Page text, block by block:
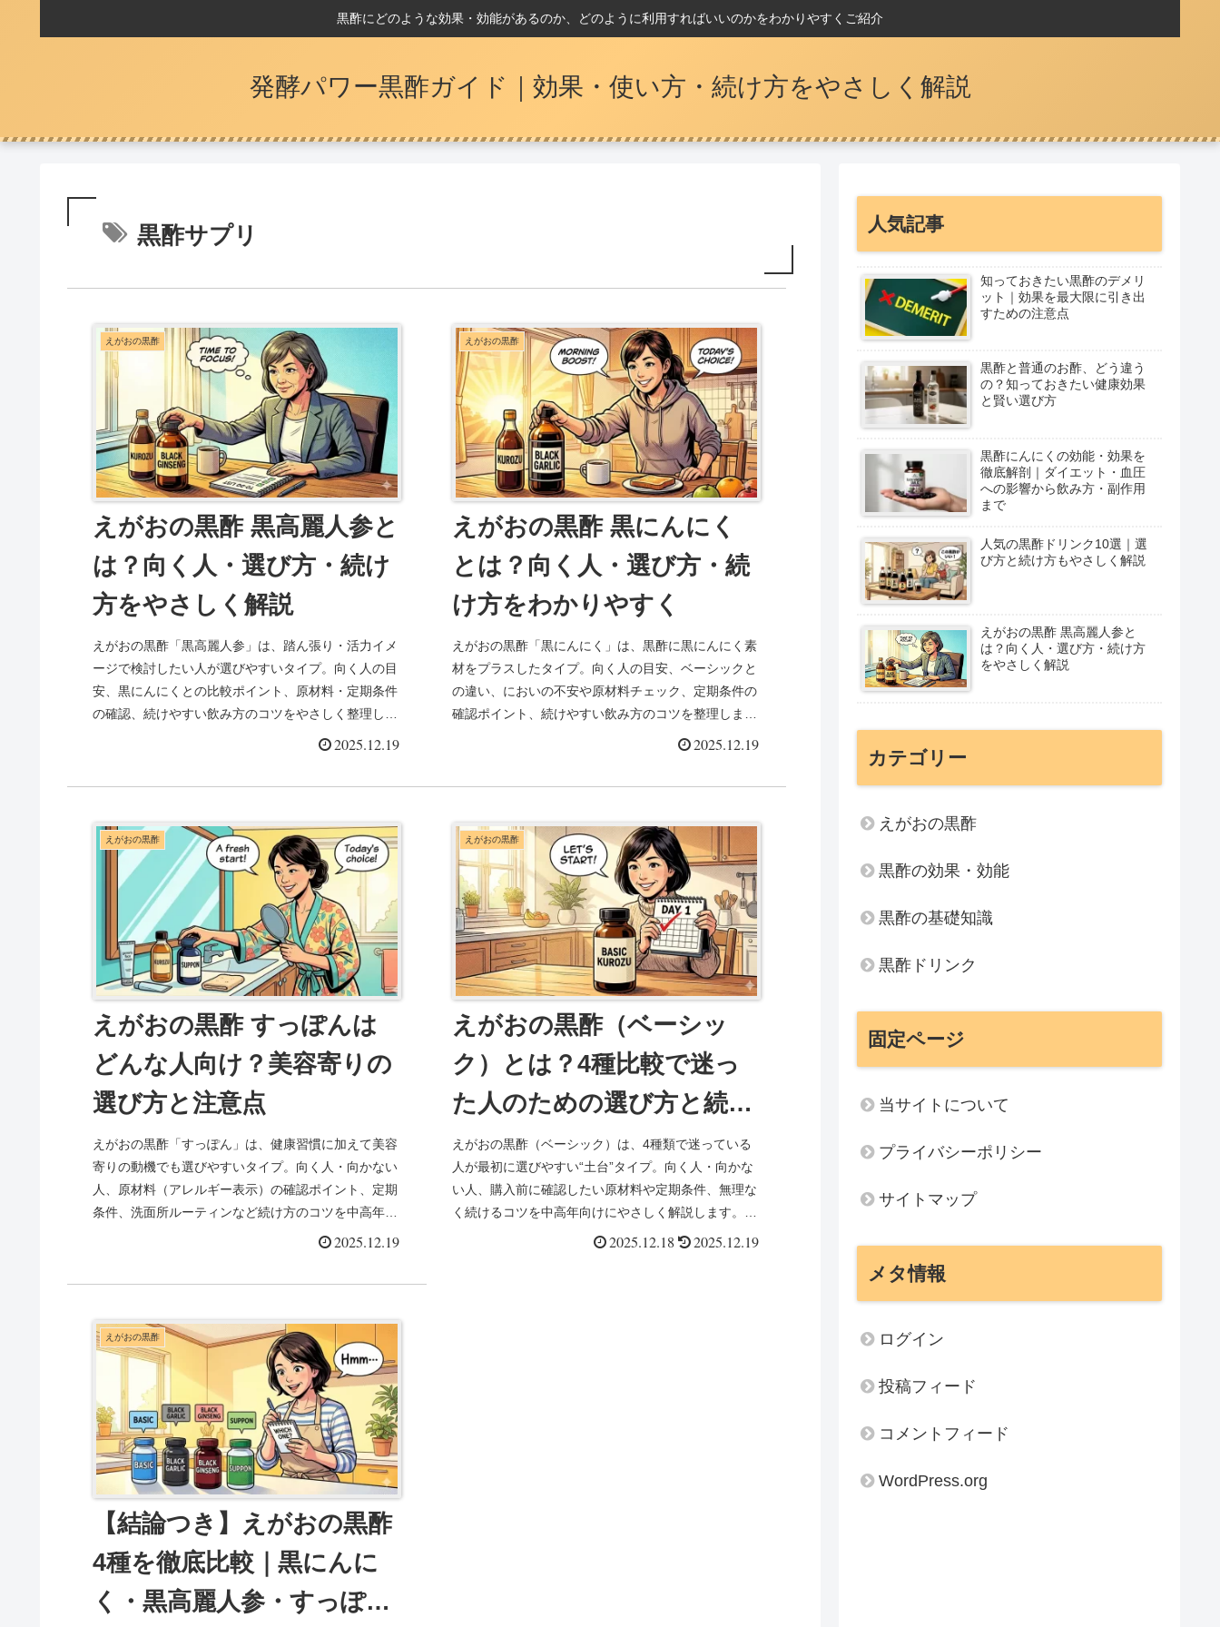
黒酢にどのような効果・効能があるのか、どのように利用すればいいのかをわかりやすくご紹介
発酵パワー黒酢ガイド｜効果・使い方・続け方をやさしく解説
黒酢サプリ
えがおの黒酢
えがおの黒酢 黒高麗人参と
は？向く人・選び方・続け
方をやさしく解説
えがおの黒酢「黒高麗人参」は、踏ん張り・活力イメ
ージで検討したい人が選びやすいタイプ。向く人の目
安、黒にんにくとの比較ポイント、原材料・定期条件
の確認、続けやすい飲み方のコツをやさしく整理しま
した。4種比較へのリンクも掲載しています。2025.12.19
えがおの黒酢
えがおの黒酢 黒にんにく
とは？向く人・選び方・続
け方をわかりやすく
えがおの黒酢「黒にんにく」は、黒酢に黒にんにく素
材をプラスしたタイプ。向く人の目安、ベーシックと
の違い、においの不安や原材料チェック、定期条件の
確認ポイント、続けやすい飲み方のコツを整理しまし
た。迷ったときの比較導線も掲載しています。2025.12.19
えがおの黒酢
えがおの黒酢 すっぽんは
どんな人向け？美容寄りの
選び方と注意点
えがおの黒酢「すっぽん」は、健康習慣に加えて美容
寄りの動機でも選びやすいタイプ。向く人・向かない
人、原材料（アレルギー表示）の確認ポイント、定期
条件、洗面所ルーティンなど続け方のコツを中高年向
けに解説します。迷う場合の比較導線も用意しまし
2025.12.19
えがおの黒酢
えがおの黒酢（ベーシッ
ク）とは？4種比較で迷っ
た人のための選び方と続け
方
えがおの黒酢（ベーシック）は、4種類で迷っている
人が最初に選びやすい“土台”タイプ。向く人・向かな
い人、購入前に確認したい原材料や定期条件、無理な
く続けるコツを中高年向けにやさしく解説します。違
いを整理したい方は4種比較への導線も用意しまし
2025.12.18 2025.12.19
えがおの黒酢
【結論つき】えがおの黒酢
4種を徹底比較｜黒にんに
く・黒高麗人参・すっぽん
人気記事
知っておきたい黒酢のデメリ
ット｜効果を最大限に引き出
すための注意点
黒酢と普通のお酢、どう違う
の？知っておきたい健康効果
と賢い選び方
黒酢にんにくの効能・効果を
徹底解剖｜ダイエット・血圧
への影響から飲み方・副作用
まで
人気の黒酢ドリンク10選｜選
び方と続け方もやさしく解説
えがおの黒酢 黒高麗人参と
は？向く人・選び方・続け方
をやさしく解説
カテゴリー
えがおの黒酢
黒酢の効果・効能
黒酢の基礎知識
黒酢ドリンク
固定ページ
当サイトについて
プライバシーポリシー
サイトマップ
メタ情報
ログイン
投稿フィード
コメントフィード
WordPress.org